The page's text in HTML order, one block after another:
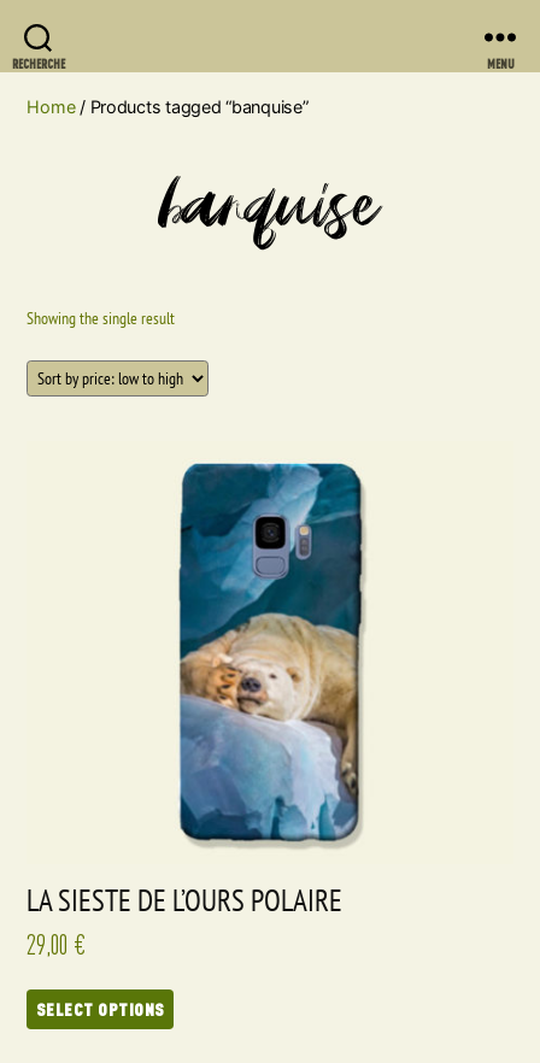
RECHERCHE MENU
Home/ Products tagged “banquise”
banquise
Showing the single result
LA SIESTE DE L’OURS POLAIRE
29,00 €
SELECT OPTIONS